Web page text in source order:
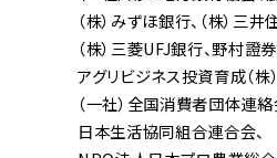
（株）みずほ銀行 （株）三
（株）三菱UFJ銀行 野村證券
アグリビジネス投資育成（株）
（一社）全国消費者団体連
日本生活協同組合連合会